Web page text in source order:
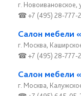
г. Новоивановское,
☎ +7 (495) 28-777-
Салон мебели
г. Москва,
☎ +7 (495) 28-777-
Салон мебели
г. Москва,